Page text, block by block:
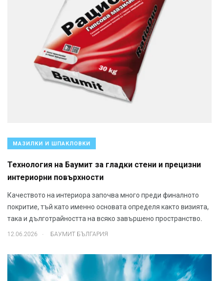
МАЗИЛКИ И ШПАКЛОВКИ
Технология на Баумит за гладки стени и прецизни
интериорни повърхности
Качеството на интериора започва много преди финалното
покритие, тъй като именно основата определя както визията,
така и дълготрайността на всяко завършено пространство.
12.06.2026 БАУМИТ БЪЛГАРИЯ